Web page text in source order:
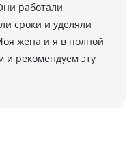
работали
сроки и уделяли
жена и я в полной
и рекомендуем эту